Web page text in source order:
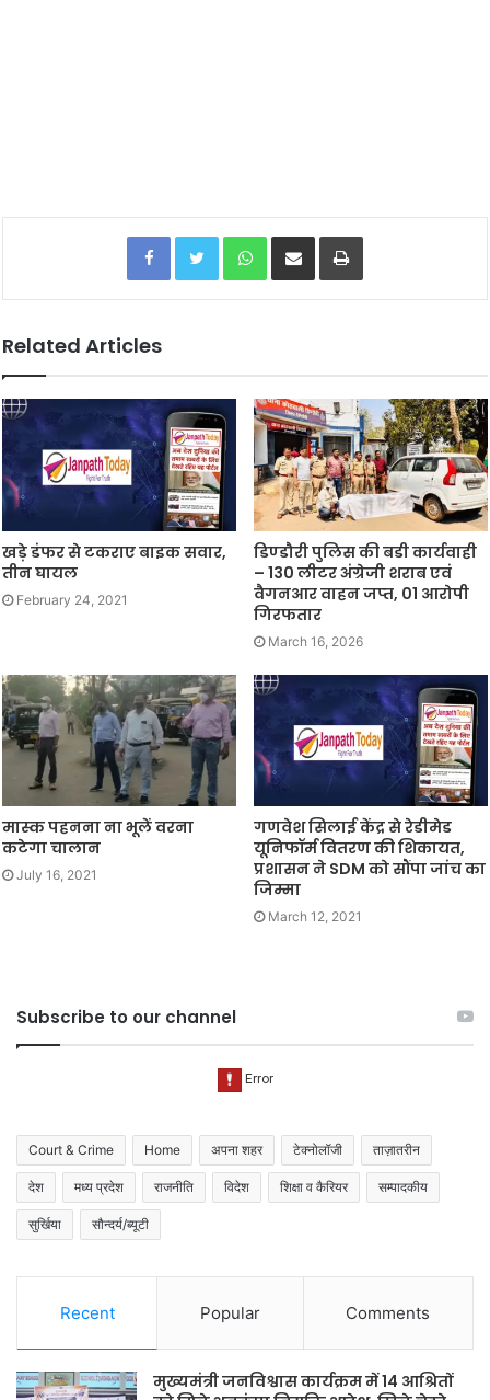
Facebook Twitter WhatsApp
Related Articles
खड़े डंफर से टकराए बाइक सवार,
तीन घायल
February 24, 2021
डिण्‍डौरी पुलिस की बडी कार्यवाही
– 130 लीटर अंग्रेजी शराब एवं
वैगनआर वाहन जप्‍त, 01 आरोपी
गिरफतार
March 16, 2026
मास्क पहनना ना भूलें वरना
कटेगा चालान
July 16, 2021
गणवेश सिलाई केंद्र से रेडीमेड
यूनिफॉर्म वितरण की शिकायत,
प्रशासन ने SDM को सौंपा जांच का
जिम्मा
March 12, 2021
Subscribe to our channel
Court & Crime Home अपना शहर टेक्नोलॉजी ताज़ातरीन
देश मध्य प्रदेश राजनीति विदेश शिक्षा व कैरियर सम्पादकीय
सुर्खिया सौन्दर्य/ब्यूटी
Recent Popular Comments
मुख्यमंत्री जनविश्वास कार्यक्रम में 14 आश्रितों